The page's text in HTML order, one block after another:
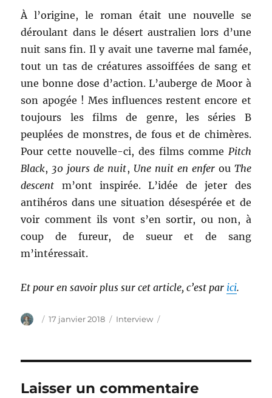
À l’origine, le roman était une nouvelle se
déroulant dans le désert australien lors d’une
nuit sans fin. Il y avait une taverne mal famée,
tout un tas de créatures assoiffées de sang et
une bonne dose d’action. L’auberge de Moor à
son apogée ! Mes influences restent encore et
toujours les films de genre, les séries B
peuplées de monstres, de fous et de chimères.
Pour cette nouvelle-ci, des films comme Pitch
Black, 30 jours de nuit, Une nuit en enferou The
descent m’ont inspirée. L’idée de jeter des
antihéros dans une situation désespérée et de
voir comment ils vont s’en sortir, ou non, à
coup de fureur, de sueur et de sang
m’intéressait.
Et pour en savoir plus sur cet article, c’est par ici.
Auteur
Publié
17 janvier 2018 Catégories
Interview
Laisser un commentaire